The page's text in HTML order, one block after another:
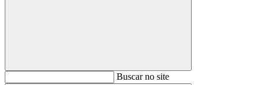
BuscarBuscar no site